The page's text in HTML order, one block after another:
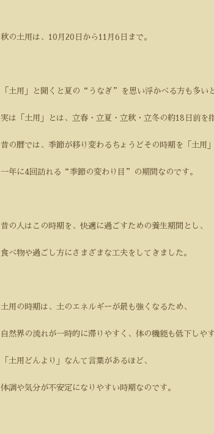
秋の土用は、10月20日から11月6日まで。
「土用」と聞くと夏の“うなぎ”を思い浮かべる方も多い
実は「土用」とは、立春・立夏・立秋・立冬の約18日前を
昔の暦では、季節が移り変わるちょうどその時期を「土用」
一年に4回訪れる“季節の変わり目”の期間なのです。
昔の人はこの時期を、快適に過ごすための養生期間とし、
食べ物や過ごし方にさまざまな工夫をしてきました。
土用の時期は、土のエネルギーが最も強くなるため、
自然界の流れが一時的に滞りやすく、体の機能も低下しや
「土用どんより」なんて言葉があるほど、
体調や気分が不安定になりやすい時期なのです。